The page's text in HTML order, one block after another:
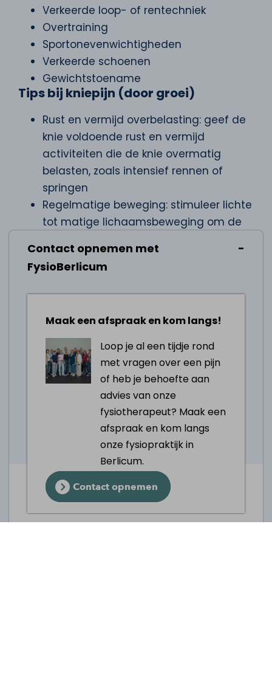
Verkeerde loop- of rentechniek
Overtraining
Sportonevenwichtigheden
Verkeerde schoenen
Gewichtstoename
Tips bij kniepijn (door groei)
Rust en vermijd overbelasting: geef de
knie voldoende rust en vermijd
activiteiten die de knie overmatig
belasten, zoals intensief rennen of
springen
Regelmatige beweging: stimuleer lichte
tot matige lichaamsbeweging om de
knieën te overbelasten
Pijnstillers: gebruik pijnstillers zoals
Goede voeding: zorg ervoor dat je kind
voldoende water drinkt en een gezond,
uitgebalanceerd dieet volgt om de
algemene gezondheid en groei te
ondersteunen
Goede schoenen: zorg ervoor dat je
kind goed passende schoenen draagt
met voldoende ondersteuning en
Afspraak maken
Contact opnemen met
FysioBerlicum
Maak een afspraak en kom langs!
Loop je al een tijdje rond
met vragen over een pijn
of heb je behoefte aan
advies van onze
fysiotherapeut? Maak een
afspraak en kom langs
onze fysiopraktijk in
Berlicum.
Contact opnemen